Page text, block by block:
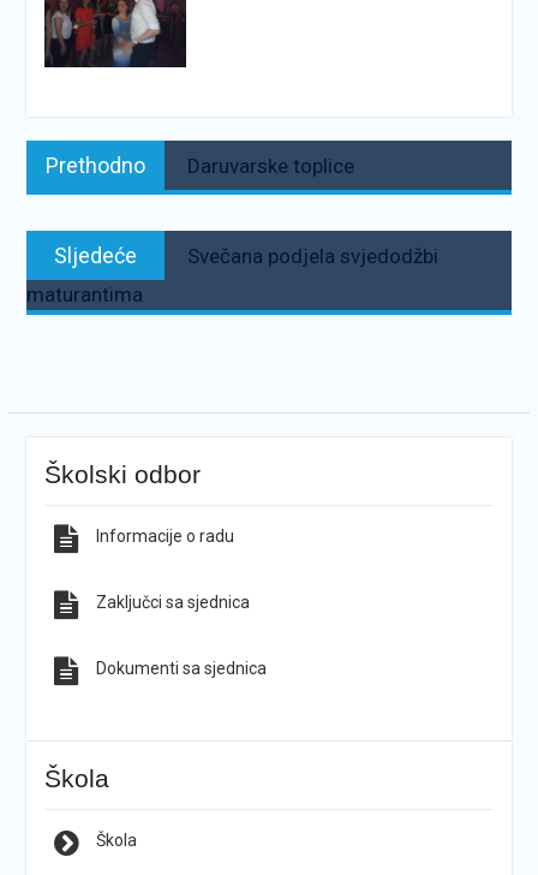
Navigacija
objava
Prethodno Daruvarske toplice
Sljedeće Sljedeće:
Svečana podjela svjedodžbi
maturantima
Školski odbor
Informacije o radu
Zaključci sa sjednica
Dokumenti sa sjednica
Škola
Škola